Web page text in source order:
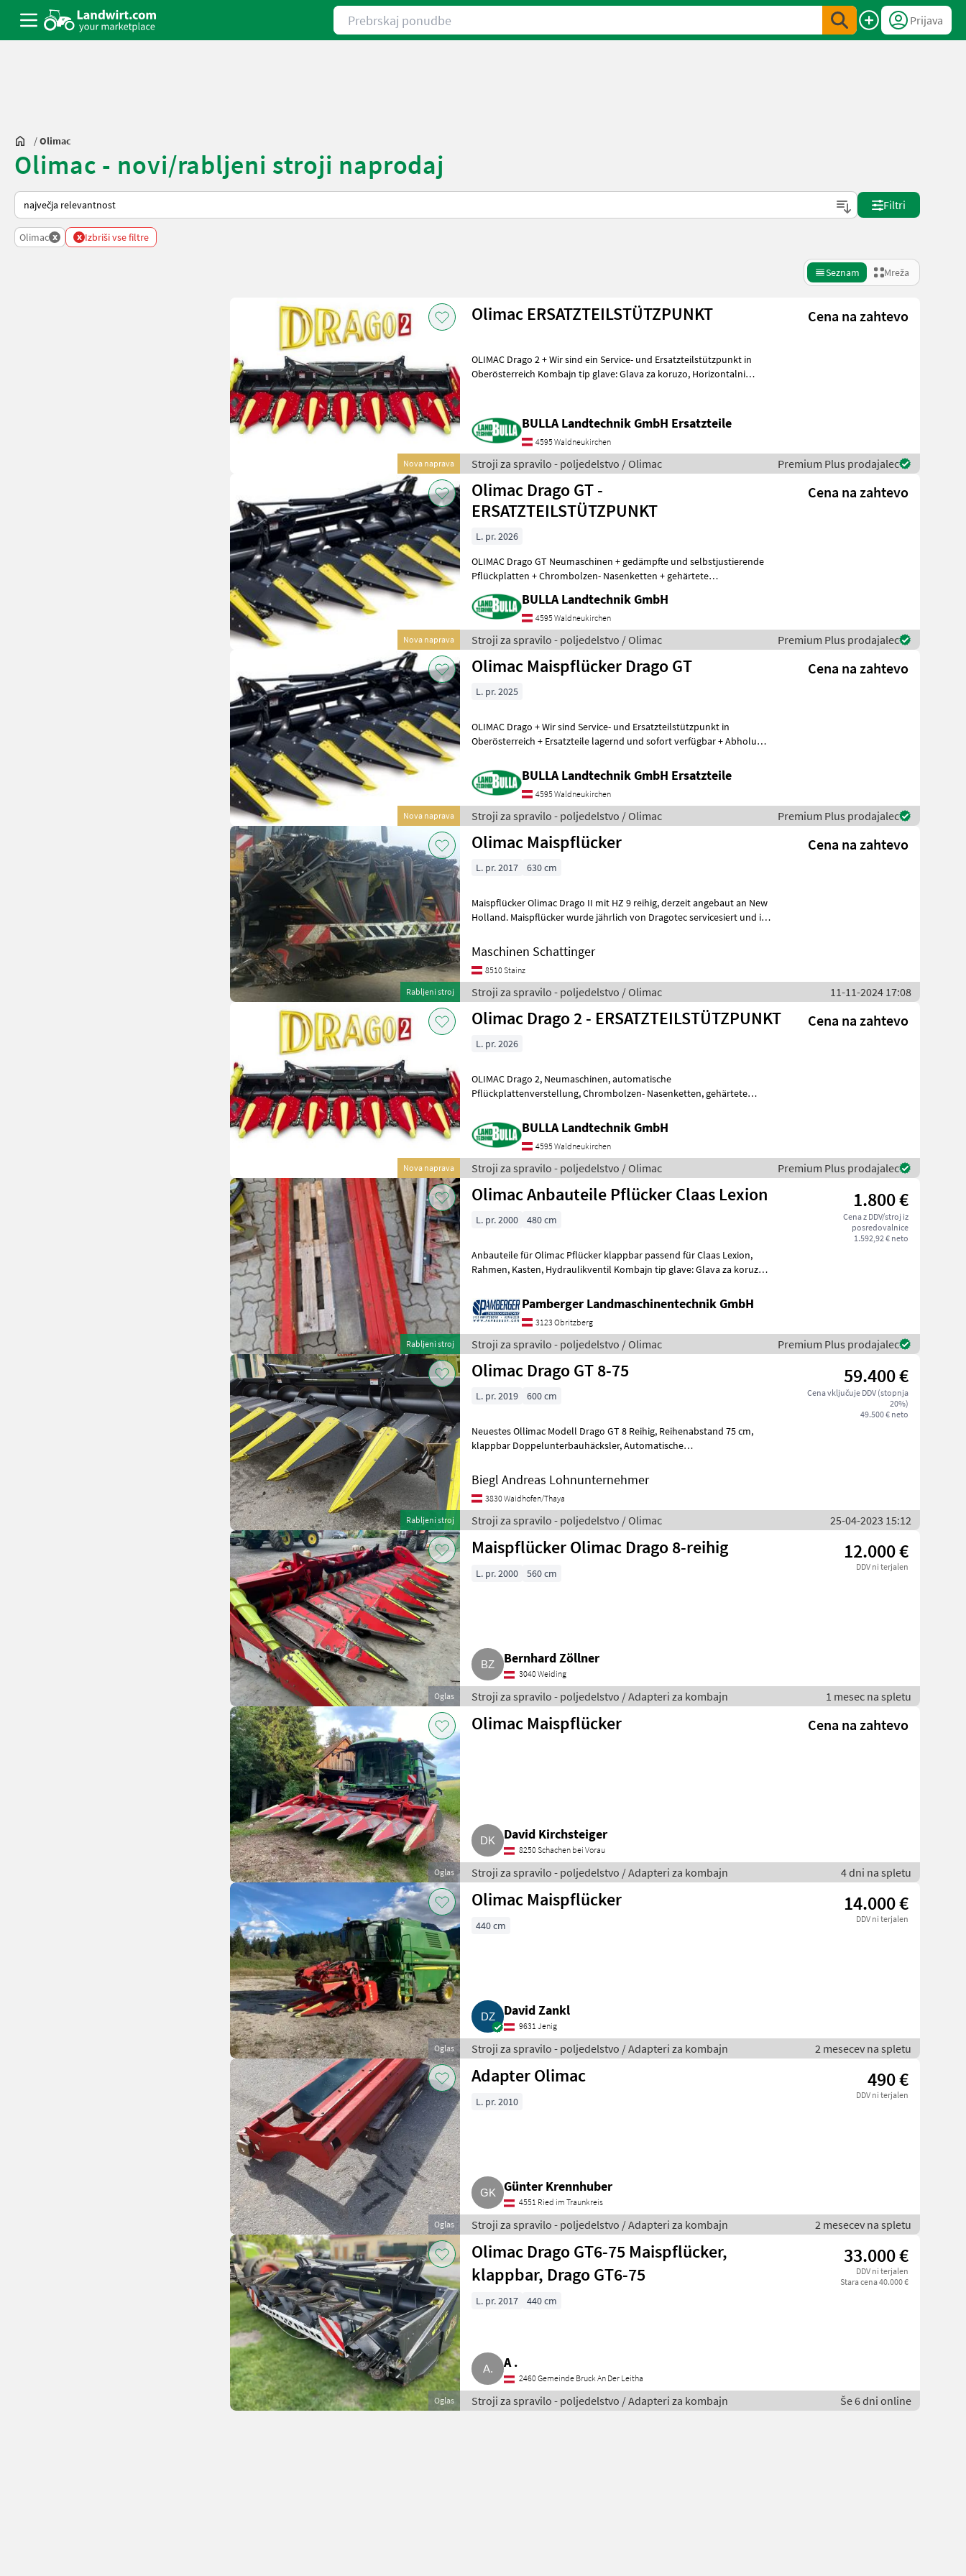
Prebrskaj ponudbe
Prijava
/Olimac
Olimac - novi/rabljeni stroji naprodaj
Tako je razvrščeno na Landwirt.com
Filtri
Olimac x x Izbriši vse filtre
Seznam Mreža
Nova naprava
Olimac ERSATZTEILSTÜTZPUNKT Cena na zahtevo
OLIMAC Drago 2 + Wir sind ein Service- und Ersatzteilstützpunkt in
Oberösterreich Kombajn tip glave: Glava za koruzo, Horizontalni
BULLA Landtechnik GmbH Ersatzteile
4595 Waldneukirchen
Stroji za spravilo - poljedelstvo / Olimac Premium Plus prodajalec
Nova naprava
Olimac Drago GT -
ERSATZTEILSTÜTZPUNKT
Cena na zahtevo
L. pr. 2026
OLIMAC Drago GT Neumaschinen + gedämpfte und selbstjustierende
Pflückplatten + Chrombolzen- Nasenketten + gehärtete
BULLA Landtechnik GmbH
4595 Waldneukirchen
Stroji za spravilo - poljedelstvo / Olimac Premium Plus prodajalec
Nova naprava
Olimac Maispflücker Drago GT Cena na zahtevo
L. pr. 2025
OLIMAC Drago + Wir sind Service- und Ersatzteilstützpunkt in
Oberösterreich + Ersatzteile lagernd und sofort verfügbar + Abholung
BULLA Landtechnik GmbH Ersatzteile
4595 Waldneukirchen
Stroji za spravilo - poljedelstvo / Olimac Premium Plus prodajalec
Rabljeni stroj
Olimac Maispflücker Cena na zahtevo
L. pr. 2017 630 cm
Maispflücker Olimac Drago II mit HZ 9 reihig, derzeit angebaut an New
Holland. Maispflücker wurde jährlich von Dragotec servicesiert und ist
Maschinen Schattinger
8510 Stainz
Stroji za spravilo - poljedelstvo / Olimac 11-11-2024 17:08
Nova naprava
Olimac Drago 2 - ERSATZTEILSTÜTZPUNKT Cena na zahtevo
L. pr. 2026
OLIMAC Drago 2, Neumaschinen, automatische
Pflückplattenverstellung, Chrombolzen- Nasenketten, gehärtete
BULLA Landtechnik GmbH
4595 Waldneukirchen
Stroji za spravilo - poljedelstvo / Olimac Premium Plus prodajalec
Rabljeni stroj
Olimac Anbauteile Pflücker Claas Lexion 1.800 €
Cena z DDV/stroj iz
posredovalnice
1.592,92 € neto
L. pr. 2000 480 cm
Anbauteile für Olimac Pflücker klappbar passend für Claas Lexion,
Rahmen, Kasten, Hydraulikventil Kombajn tip glave: Glava za koruzo,
Pamberger Landmaschinentechnik GmbH
3123 Obritzberg
Stroji za spravilo - poljedelstvo / Olimac Premium Plus prodajalec
Rabljeni stroj
Olimac Drago GT 8-75 59.400 €
Cena vključuje DDV (stopnja
20%)
49.500 € neto
L. pr. 2019 600 cm
Neuestes Ollimac Modell Drago GT 8 Reihig, Reihenabstand 75 cm,
klappbar Doppelunterbauhäcksler, Automatische
Biegl Andreas Lohnunternehmer
3830 Waidhofen/Thaya
Stroji za spravilo - poljedelstvo / Olimac 25-04-2023 15:12
Oglas
Maispflücker Olimac Drago 8-reihig 12.000 €
DDV ni terjalen
L. pr. 2000 560 cm
Bernhard Zöllner
3040 Weiding
Stroji za spravilo - poljedelstvo / Adapteri za kombajn 1 mesec na spletu
Oglas
Olimac Maispflücker Cena na zahtevo
David Kirchsteiger
8250 Schachen bei Vorau
Stroji za spravilo - poljedelstvo / Adapteri za kombajn 4 dni na spletu
Oglas
Olimac Maispflücker 14.000 €
DDV ni terjalen
440 cm
David Zankl
9631 Jenig
Stroji za spravilo - poljedelstvo / Adapteri za kombajn 2 mesecev na spletu
Oglas
Adapter Olimac 490 €
DDV ni terjalen
L. pr. 2010
Günter Krennhuber
4551 Ried im Traunkreis
Stroji za spravilo - poljedelstvo / Adapteri za kombajn 2 mesecev na spletu
Oglas
Olimac Drago GT6-75 Maispflücker,
klappbar, Drago GT6-75
33.000 €
DDV ni terjalen
Stara cena 40.000 €
L. pr. 2017 440 cm
A .
2460 Gemeinde Bruck An Der Leitha
Stroji za spravilo - poljedelstvo / Adapteri za kombajn Še 6 dni online